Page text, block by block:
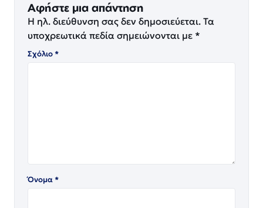
Αφήστε μια απάντηση
Η ηλ. διεύθυνση σας δεν δημοσιεύεται. Τα
υποχρεωτικά πεδία σημειώνονται με *
Σχόλιο*
Όνομα*